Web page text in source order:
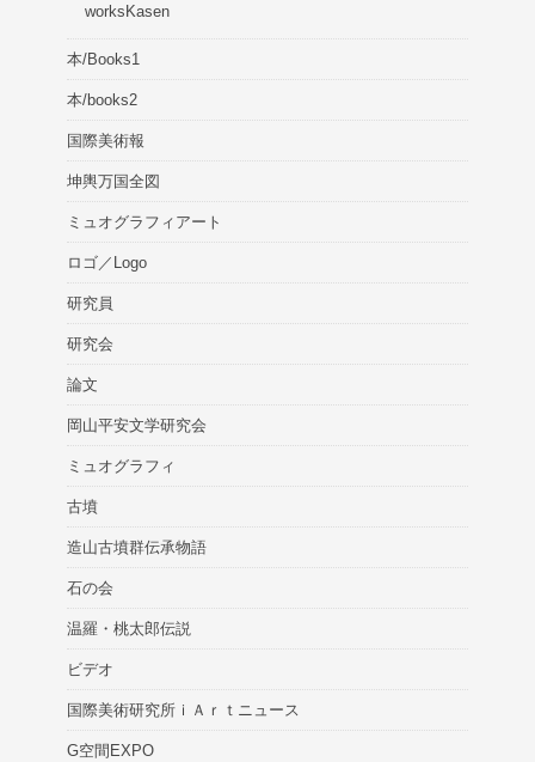
worksKasen
本/Books1
本/books2
国際美術報
坤輿万国全図
ミュオグラフィアート
ロゴ／Logo
研究員
研究会
論文
岡山平安文学研究会
ミュオグラフィ
古墳
造山古墳群伝承物語
石の会
温羅・桃太郎伝説
ビデオ
国際美術研究所ｉＡｒｔニュース
G空間EXPO